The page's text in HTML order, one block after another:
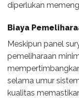
diperlukan
Biaya
Meskipun panel
pemeliharaan
selama umur
kualitas